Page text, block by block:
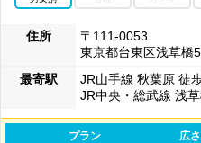
住所
〒111-0053
東京都台東区浅草橋
最寄駅
JR山手線 秋葉原 徒
JR中央・総武線 浅
プラン 広さ